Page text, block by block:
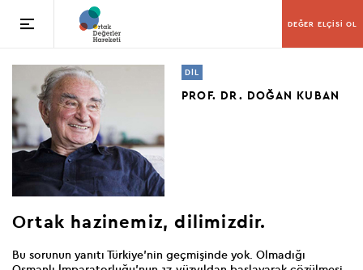
DEĞER ELÇİSİ OL
DİL
PROF. DR. DOĞAN KUBAN
Ortak hazinemiz, dilimizdir.
Bu sorunun yanıtı Türkiye’nin geçmişinde yok. Olmadığı